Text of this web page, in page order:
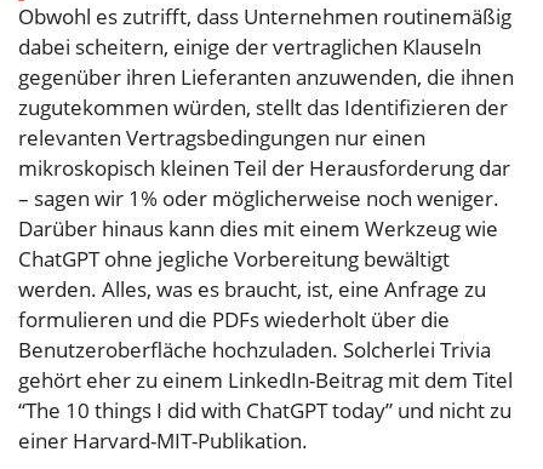
Obwohl es zutrifft, dass Unternehmen routinemäßig
dabei scheitern, einige der vertraglichen Klauseln
gegenüber ihren Lieferanten anzuwenden, die ihnen
zugutekommen würden, stellt das Identifizieren der
relevanten Vertragsbedingungen nur einen
mikroskopisch kleinen Teil der Herausforderung dar
– sagen wir 1% oder möglicherweise noch weniger.
Darüber hinaus kann dies mit einem Werkzeug wie
ChatGPT ohne jegliche Vorbereitung bewältigt
werden. Alles, was es braucht, ist, eine Anfrage zu
formulieren und die PDFs wiederholt über die
Benutzeroberfläche hochzuladen. Solcherlei Trivia
gehört eher zu einem LinkedIn-Beitrag mit dem Titel
“The 10 things I did with ChatGPT today” und nicht zu
einer Harvard-MIT-Publikation.